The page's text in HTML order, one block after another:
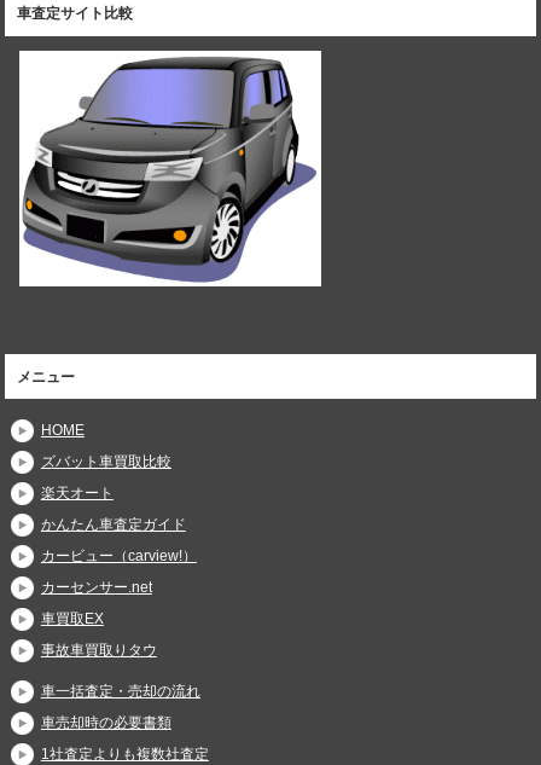
車査定サイト比較
メニュー
HOME
ズバット車買取比較
楽天オート
かんたん車査定ガイド
カービュー（carview!）
カーセンサー.net
車買取EX
事故車買取りタウ
車一括査定・売却の流れ
車売却時の必要書類
1社査定よりも複数社査定